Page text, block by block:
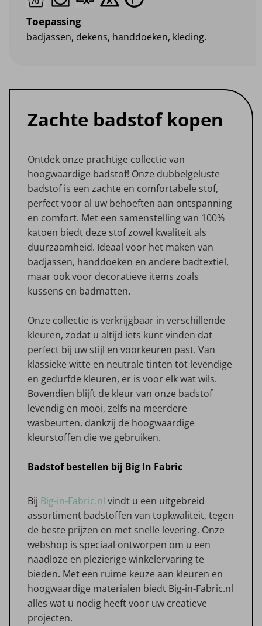
Toepassing
badjassen, dekens, handdoeken, kleding.
Zachte badstof kopen
Ontdek onze prachtige collectie van
hoogwaardige badstof! Onze dubbelgeluste
badstof is een zachte en comfortabele stof,
perfect voor al uw behoeften aan ontspanning
en comfort. Met een samenstelling van 100%
katoen biedt deze stof zowel kwaliteit als
duurzaamheid. Ideaal voor het maken van
badjassen, handdoeken en andere badtextiel,
maar ook voor decoratieve items zoals
kussens en badmatten.
Onze collectie is verkrijgbaar in verschillende
kleuren, zodat u altijd iets kunt vinden dat
perfect bij uw stijl en voorkeuren past. Van
klassieke witte en neutrale tinten tot levendige
en gedurfde kleuren, er is voor elk wat wils.
Bovendien blijft de kleur van onze badstof
levendig en mooi, zelfs na meerdere
wasbeurten, dankzij de hoogwaardige
kleurstoffen die we gebruiken.
Badstof bestellen bij Big In Fabric
Bij Big-in-Fabric.nl vindt u een uitgebreid
assortiment badstoffen van topkwaliteit, tegen
de beste prijzen en met snelle levering. Onze
webshop is speciaal ontworpen om u een
naadloze en plezierige winkelervaring te
bieden. Met een ruime keuze aan kleuren en
hoogwaardige materialen biedt Big-in-Fabric.nl
alles wat u nodig heeft voor uw creatieve
projecten.